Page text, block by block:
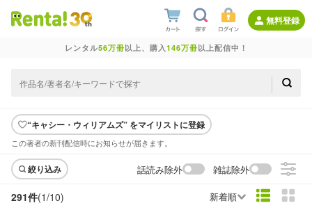
無料登録
レンタル56万冊以上、購入146万冊以上配信中！
“キャシー・ウィリアムズ” をマイリストに登録
この著者の新刊配信時にお知らせが届きます。
絞り込み 話読み除外 雑誌除外
291件(1/10) 新着順